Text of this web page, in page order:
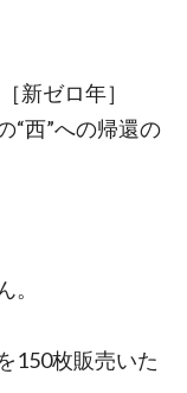
新ゼロ年］
“西”への帰還の
。
150枚販売いた